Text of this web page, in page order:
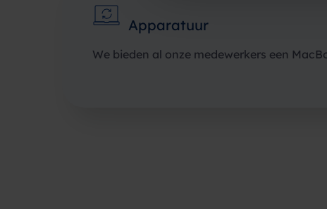
Apparatuur
We bieden al onze medewerkers een